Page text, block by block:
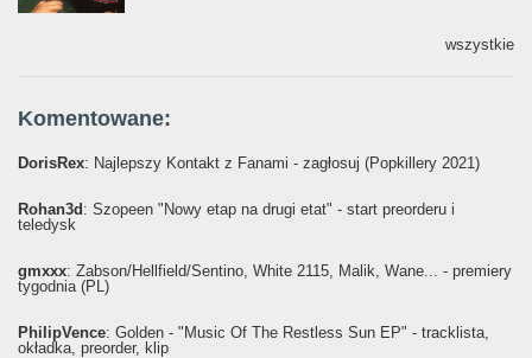
wszystkie
Komentowane:
DorisRex: Najlepszy Kontakt z Fanami - zagłosuj (Popkillery 2021)
Rohan3d: Szopeen "Nowy etap na drugi etat" - start preorderu i
teledysk
gmxxx: Żabson/Hellfield/Sentino, White 2115, Malik, Wane... - premiery
tygodnia (PL)
PhilipVence: Golden - "Music Of The Restless Sun EP" - tracklista,
okładka, preorder, klip